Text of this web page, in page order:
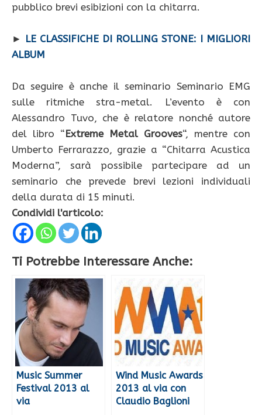
pubblico brevi esibizioni con la chitarra.
► LE CLASSIFICHE DI ROLLING STONE: I MIGLIORI
ALBUM
Da seguire è anche il seminario Seminario EMG
sulle ritmiche stra-metal. L’evento è con
Alessandro Tuvo, che è relatore nonché autore
del libro “Extreme Metal Grooves“, mentre con
Umberto Ferrarazzo, grazie a “Chitarra Acustica
Moderna”, sarà possibile partecipare ad un
seminario che prevede brevi lezioni individuali
della durata di 15 minuti.
Condividi l'articolo:
Ti Potrebbe Interessare Anche:
Music Summer
Festival 2013 al
via
Wind Music Awards
2013 al via con
Claudio Baglioni